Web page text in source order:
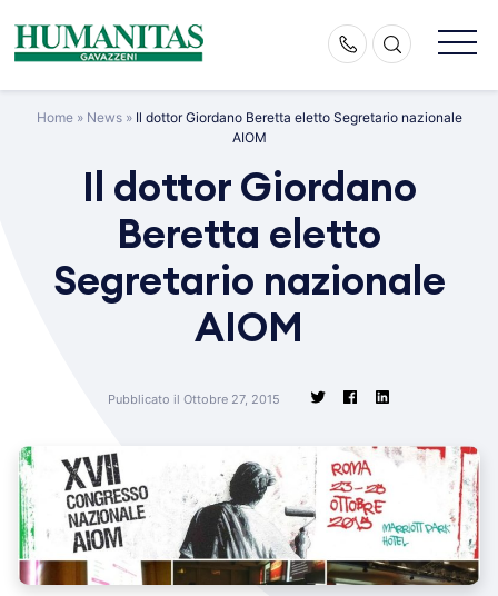
content
Home» News» Il dottor Giordano Beretta eletto Segretario nazionale
AIOM
Il dottor Giordano
Beretta eletto
Segretario nazionale
AIOM
Pubblicato il Ottobre 27, 2015